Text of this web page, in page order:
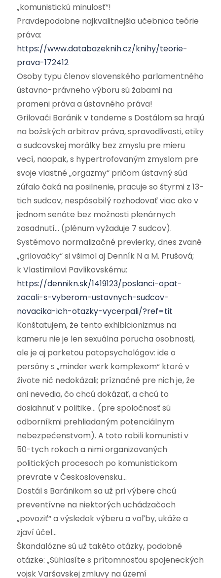
„komunistickú minulosť“!
Pravdepodobne najkvalitnejšia učebnica teórie
práva:
https://www.databazeknih.cz/knihy/teorie-
prava-172412
Osoby typu členov slovenského parlamentného
ústavno-právneho výboru sú žabami na
prameni práva a ústavného práva!
Grilovači Baránik v tandeme s Dostálom sa hrajú
na božských arbitrov práva, spravodlivosti, etiky
a sudcovskej morálky bez zmyslu pre mieru
vecí, naopak, s hypertrofovaným zmyslom pre
svoje vlastné „orgazmy“ pričom ústavný súd
zúfalo čaká na posilnenie, pracuje so štyrmi z 13-
tich sudcov, nespôsobilý rozhodovať viac ako v
jednom senáte bez možnosti plenárnych
zasadnutí… (plénum vyžaduje 7 sudcov).
Systémovo normalizačné previerky, dnes zvané
„grilovačky“ si všimol aj Denník N a M. Prušová;
k Vlastimilovi Pavlikovskému:
https://dennikn.sk/1419123/poslanci-opat-
zacali-s-vyberom-ustavnych-sudcov-
novacika-ich-otazky-vycerpali/?ref=tit
Konštatujem, že tento exhibicionizmus na
kameru nie je len sexuálna porucha osobnosti,
ale je aj parketou patopsychológov: ide o
persóny s „minder werk komplexom“ ktoré v
živote nič nedokázali; príznačné pre nich je, že
ani nevedia, čo chcú dokázať, a chcú to
dosiahnuť v politike… (pre spoločnosť sú
odborníkmi prehliadaným potenciálnym
nebezpečenstvom). A toto robili komunisti v
50-tych rokoch a nimi organizovaných
politických procesoch po komunistickom
prevrate v Československu…
Dostál s Baránikom sa už pri výbere chcú
preventívne na niektorých uchádzačoch
„povoziť“ a výsledok výberu a voľby, ukáže a
zjaví účel…
Škandalózne sú už takéto otázky, podobné
otázke: „Súhlasíte s prítomnosťou spojeneckých
vojsk Varšavskej zmluvy na území